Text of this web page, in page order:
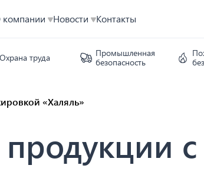
Новости Контакты
Охрана труда
Промышленная
безопасность
«Халяль»